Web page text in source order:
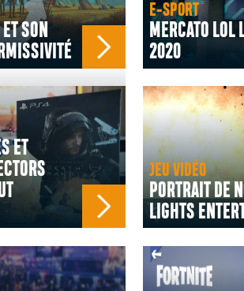
SON
E-SPORT
MERCATO
2020
ET
JEU VIDÉO
PORTRAIT DE
LIGHTS